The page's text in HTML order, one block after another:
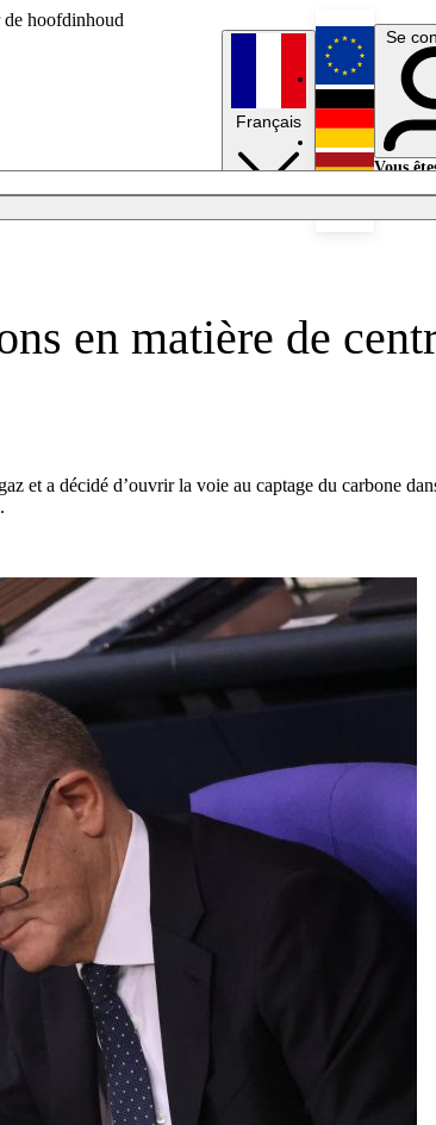
de hoofdinhoud
Français
English
Deutsch
Se
Vous
en matière de
et a décidé d’ouvrir la voie au captage du carbone